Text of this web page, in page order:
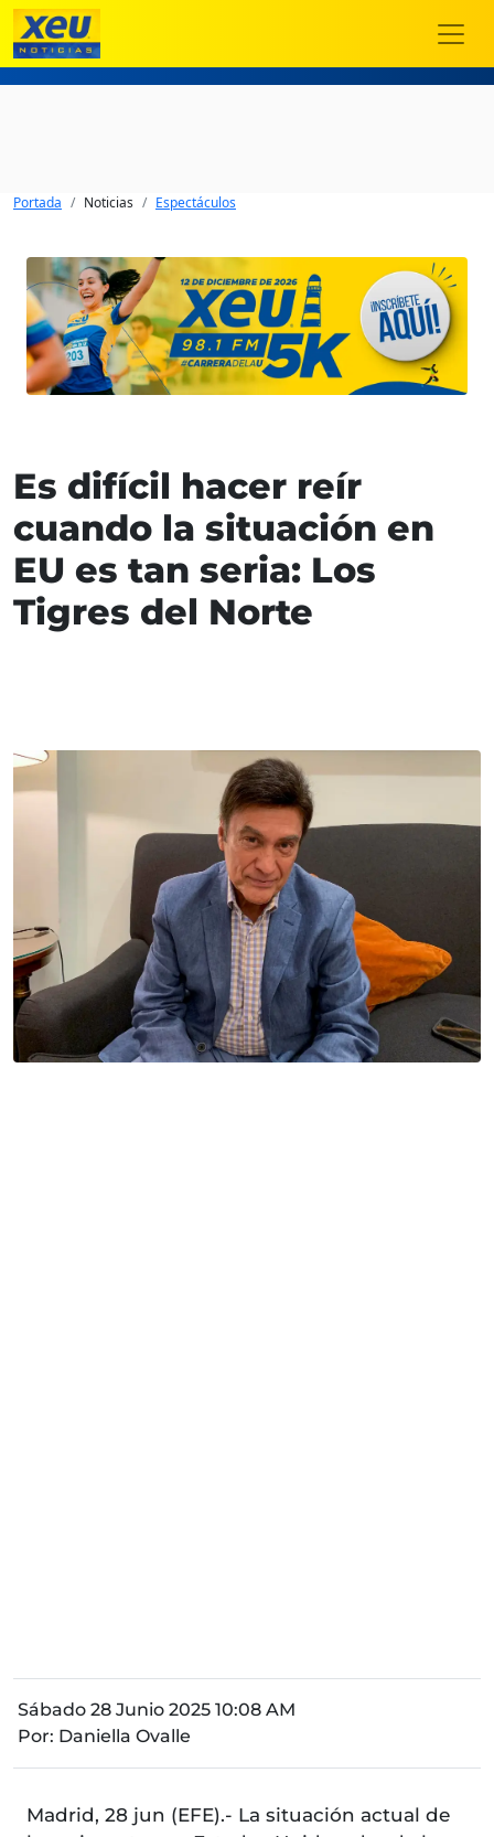
Portada Noticias Espectáculos
Es difícil hacer reír
cuando la situación en
EU es tan seria: Los
Tigres del Norte
Sábado 28 Junio 2025 10:08 AM
Por: Daniella Ovalle
Madrid, 28 jun (EFE).- La situación actual de